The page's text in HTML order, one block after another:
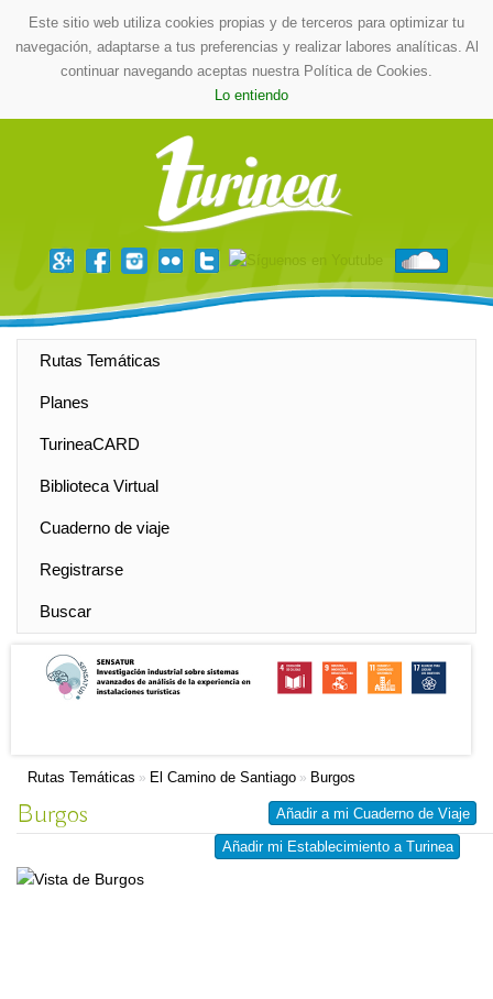
Este sitio web utiliza cookies propias y de terceros para optimizar tu
navegación, adaptarse a tus preferencias y realizar labores analíticas. Al
continuar navegando aceptas nuestra Política de Cookies.
Lo entiendo
Rutas Temáticas
Planes
TurineaCARD
Biblioteca Virtual
Cuaderno de viaje
Registrarse
Buscar
Rutas Temáticas » El Camino de Santiago » Burgos
Añadir a mi Cuaderno de Viaje
Añadir mi Establecimiento a Turinea
Burgos